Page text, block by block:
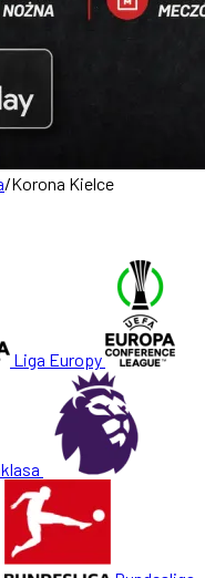
/Korona Kielce
Liga Europy